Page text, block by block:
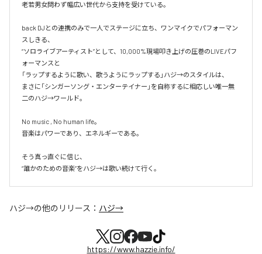
老若男女問わず幅広い世代から支持を受けている。
back DJとの連携のみで一人でステージに立ち、ワンマイクでパフォーマン
スしきる、
“ソロライブアーティスト”として、10,000%現場叩き上げの圧巻のLIVEパフ
ォーマンスと
「ラップするように歌い、歌うようにラップする」ハジ→のスタイルは、
まさに「シンガーソング・エンターテイナー」を自称するに相応しい唯一無
二のハジ→ワールド。
No music , No human life。
音楽はパワーであり、エネルギーである。
そう真っ直ぐに信じ、
ハジ→の他のリリース： ハジ→
https://www.hazzie.info/